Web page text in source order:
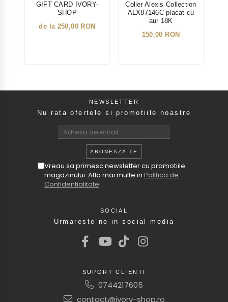
GIFT CARD IVORY-
SHOP
de la 250,00 RON
Colier Alexis Collection
ALX87146C placat cu
aur 18K
150,00 RON
NEWSLETTER
Nu rata ofertele si promotiile noastre
Vreau sa primesc newsletter cu promotiile
magazinului. Afla mai multe in Politica de
Confidentialitate
SOCIAL
Urmareste-ne in social media
SUPORT CLIENTI
0744217605
contact@ivory-shop.ro